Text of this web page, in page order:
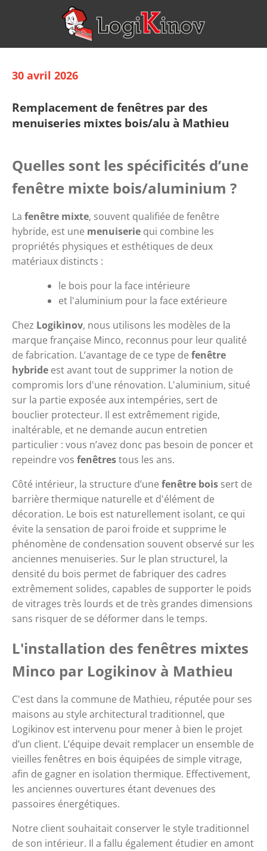
30 avril 2026
Remplacement de fenêtres par des
menuiseries mixtes bois/alu à Mathieu
Quelles sont les spécificités d’une
fenêtre mixte bois/aluminium ?
La fenêtre mixte, souvent qualifiée de fenêtre
hybride, est une menuiserie qui combine les
propriétés physiques et esthétiques de deux
matériaux distincts :
le bois pour la face intérieure
et l'aluminium pour la face extérieure
Chez Logikinov, nous utilisons les modèles de la
marque française Minco, reconnus pour leur qualité
de fabrication. L’avantage de ce type de fenêtre
hybride est avant tout de supprimer la notion de
compromis lors d'une rénovation. L'aluminium, situé
sur la partie exposée aux intempéries, sert de
bouclier protecteur. Il est extrêmement rigide,
inaltérable, et ne demande aucun entretien
particulier : vous n’avez donc pas besoin de poncer et
repeindre vos fenêtres tous les ans.
Côté intérieur, la structure d’une fenêtre bois sert de
barrière thermique naturelle et d'élément de
décoration. Le bois est naturellement isolant, ce qui
évite la sensation de paroi froide et supprime le
phénomène de condensation souvent observé sur les
anciennes menuiseries. Sur le plan structurel, la
densité du bois permet de fabriquer des cadres
extrêmement solides, capables de supporter le poids
de vitrages très lourds et de très grandes dimensions
sans risquer de se déformer dans le temps.
L'installation des fenêtres mixtes
Minco par Logikinov à Mathieu
C'est dans la commune de Mathieu, réputée pour ses
maisons au style architectural traditionnel, que
Logikinov est intervenu pour mener à bien le projet
d’un client. L’équipe devait remplacer un ensemble de
vieilles fenêtres en bois équipées de simple vitrage,
afin de gagner en isolation thermique. Effectivement,
les anciennes ouvertures étant devenues des
passoires énergétiques.
Notre client souhaitait conserver le style traditionnel
de son intérieur. Il a fallu également étudier en amont